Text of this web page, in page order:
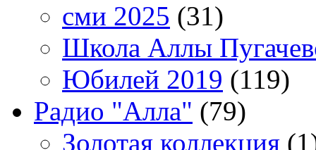
сми 2025 (31)
Школа Аллы
Юбилей 2019 (119)
Радио "Алла" (79)
Золотая коллекция